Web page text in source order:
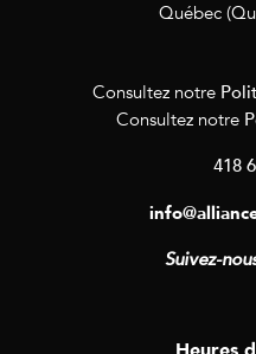
Québec
Consultez notre
Consultez notre
418
Suivez-